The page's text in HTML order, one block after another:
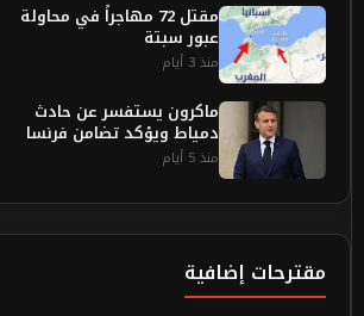
مقتل 72 مهاجراً في محاولة
عبور سبتة
منذ 3 أيام
ماكرون يستفسر عن حادث
دمياط ويؤكد تضامن فرنسا
منذ 5 أيام
مقترحات إضافية